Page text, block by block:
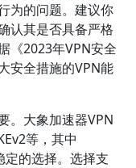
为的问题。建议你
认其是否具备严格
《2023年VPN安全
安全措施的VPN能
。大象加速器VPN
等，其中
的选择。选择支